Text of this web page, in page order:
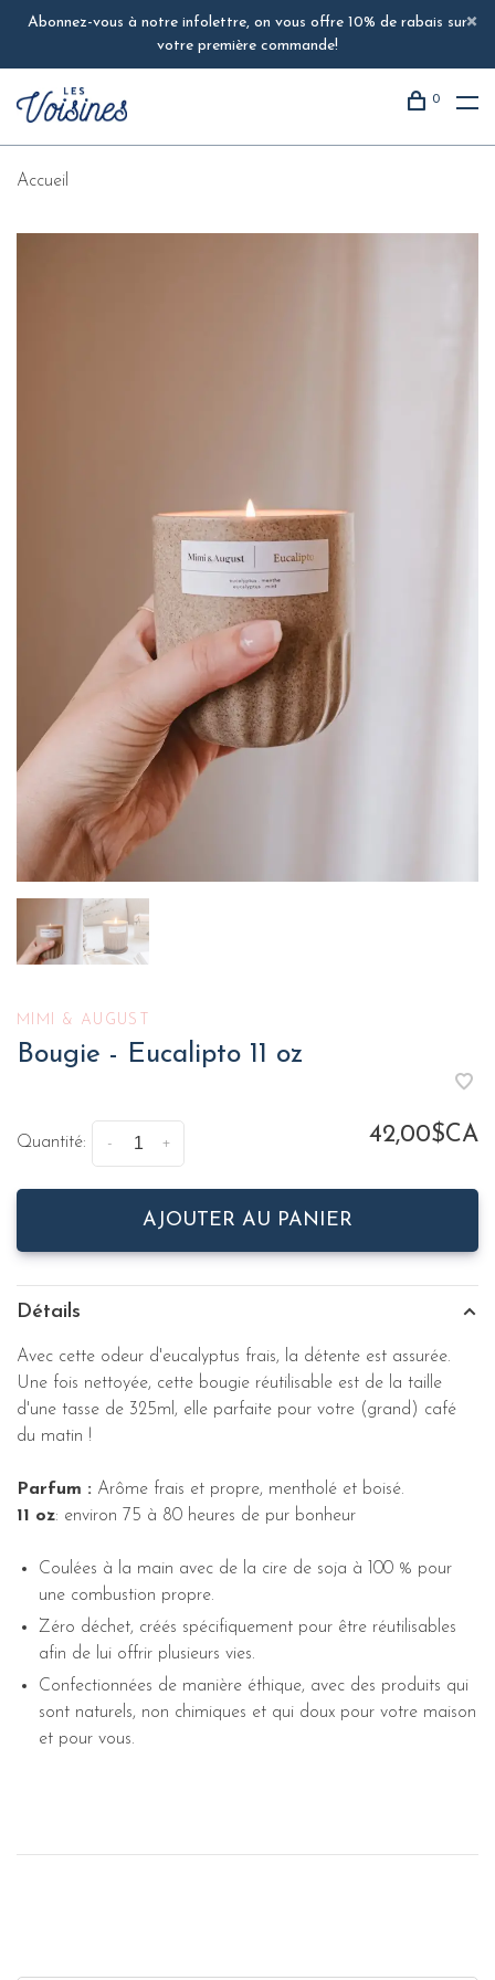
Abonnez-vous à notre infolettre, on vous offre 10% de rabais sur
votre première commande!
0
Accueil
MIMI & AUGUST
Bougie - Eucalipto 11 oz
Quantité: +
- 42,00$CA
AJOUTER AU PANIER
Détails
Avec cette odeur d'eucalyptus frais, la détente est assurée.
Une fois nettoyée, cette bougie réutilisable est de la taille
d'une tasse de 325ml, elle parfaite pour votre (grand) café
du matin !
Parfum : Arôme frais et propre, mentholé et boisé.
11 oz: environ 75 à 80 heures de pur bonheur
Coulées à la main avec de la cire de soja à 100 % pour
une combustion propre.
Zéro déchet, créés spécifiquement pour être réutilisables
afin de lui offrir plusieurs vies.
Confectionnées de manière éthique, avec des produits qui
sont naturels, non chimiques et qui doux pour votre maison
et pour vous.